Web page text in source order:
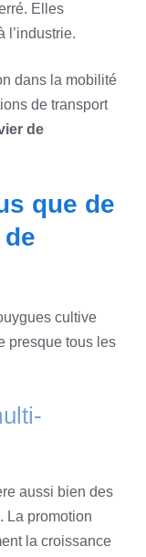
Elles
l’industrie.
dans la mobilité
de transport
de
que de
cultive
presque tous les
aussi bien des
La promotion
la croissance